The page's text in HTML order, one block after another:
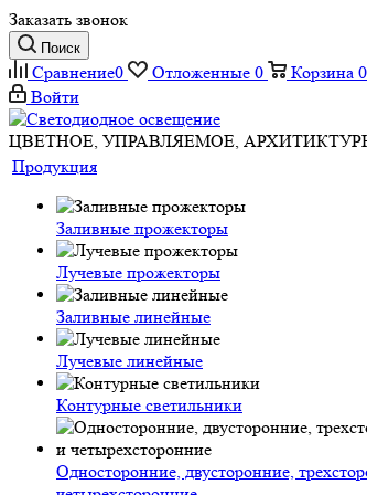
Заказать звонок
Поиск
Сравнение0 Отложенные 0 Корзина 0
Войти
ЦВЕТНОЕ, УПРАВЛЯЕМОЕ,
Продукция
Заливные прожекторы
Лучевые прожекторы
Заливные линейные
Лучевые линейные
Контурные светильники
Односторонние, двусторонние,